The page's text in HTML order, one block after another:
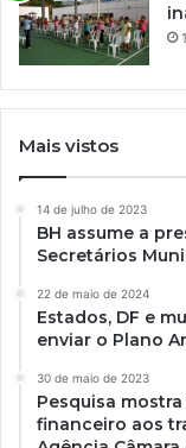
Mais vistos
14 de julho de 2023
BH assume a
Secretários
22 de maio de 2024
Estados, DF e
enviar o Plano
30 de maio de 2023
Pesquisa
financeiro aos